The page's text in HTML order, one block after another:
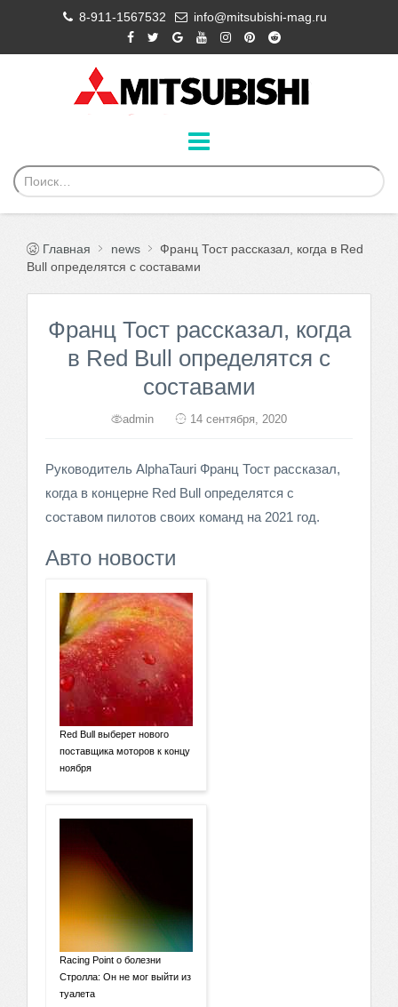
8-911-1567532 info@mitsubishi-mag.ru
Главная news
Франц Тост рассказал, когда в Red
Bull определятся с составами
Франц Тост рассказал, когда
в Red Bull определятся с
составами
admin 14 сентября, 2020
Руководитель AlphaTauri Франц Тост рассказал,
когда в концерне Red Bull определятся с
составом пилотов своих команд на 2021 год.
Авто новости
Red Bull выберет нового
поставщика моторов к концу
ноября
Racing Point о болезни
Стролла: Он не мог выйти из
туалета